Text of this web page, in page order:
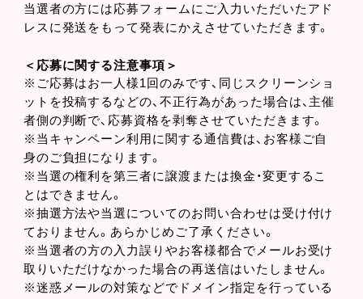
当選者の方には応募フォームにご入力いただいたアド
レスに発送をもって発表にかえさせていただきます。
＜応募に関する注意事項＞
※ご応募はお一人様1回のみです、同じスクリーンショ
ットを投稿するなどの、不正行為があった場合は、主催
者側の判断で、応募資格を剥奪させていただきます。
※当キャンペーン利用に関する通信費は、お客様ご自
身のご負担になります。
※当選の権利を第三者に譲渡または換金・変更するこ
とはできません。
※抽選方法や当選についてのお問い合わせは受け付け
ておりません。あらかじめご了承ください。
※当選者の方の入力誤りやお客様都合でメールお受け
取りいただけなかった場合の再送信はいたしません。
※迷惑メールの対策などでドメイン指定を行っている